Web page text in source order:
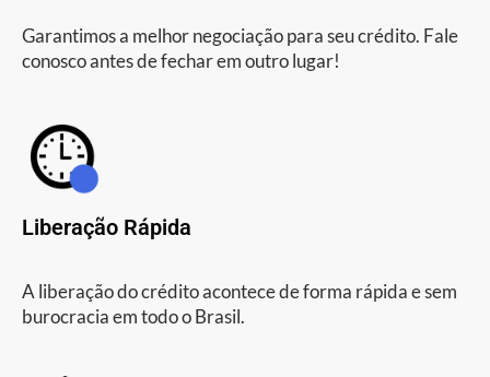
Garantimos a melhor negociação para seu crédito. Fale
conosco antes de fechar em outro lugar!
Liberação Rápida
A liberação do crédito acontece de forma rápida e sem
burocracia em todo o Brasil.